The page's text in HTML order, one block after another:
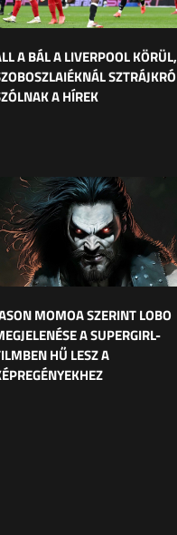
A BÁL A LIVERPOOL KÖRÜL,
A HÍREK
MOMOA SZERINT LOBO
A SUPERGIRL-
HŰ LESZ A